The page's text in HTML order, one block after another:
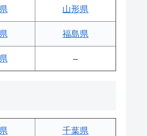
山形県
福島県
–
千葉県